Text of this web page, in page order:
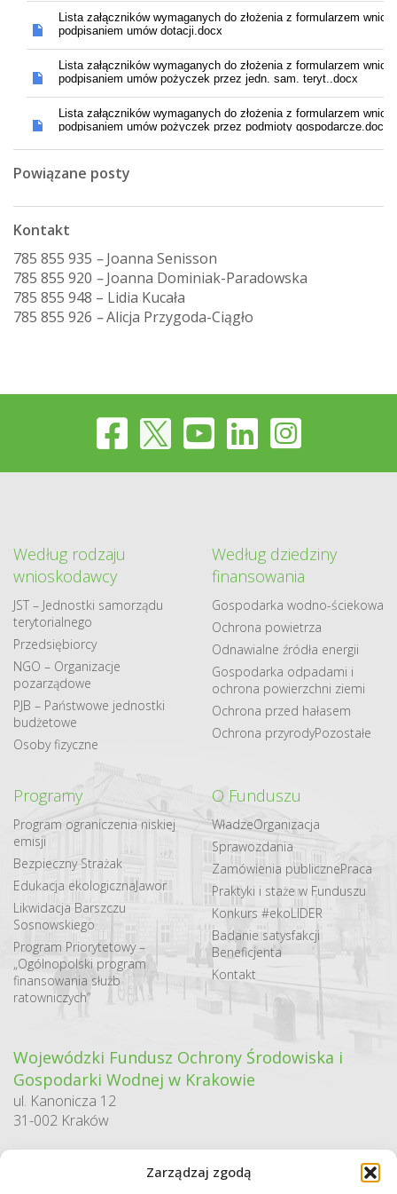
Zarządzaj zgodą
Powiązane posty
Kontakt
785 855 935 –Joanna Senisson
785 855 920 –Joanna Dominiak-Paradowska
785 855 948 – Lidia Kucała
785 855 926 –Alicja Przygoda-Ciągło
Według rodzaju
wnioskodawcy
JST – Jednostki samorządu
terytorialnego
Przedsiębiorcy
NGO – Organizacje
pozarządowe
PJB – Państwowe jednostki
budżetowe
Osoby fizyczne
Według dziedziny
finansowania
Gospodarka​ wodno​-ściekowa
Ochrona powietrza
Odnawialne​ źródła​ energii
Gospodarka odpadami i
ochrona powierzchni ziemi
Ochrona przed hałasem
Ochrona przyrodyPozostałe
Programy
Program ograniczenia niskiej
emisji
Bezpieczny Strażak
Edukacja ekologicznaJawor
Likwidacja Barszczu
Sosnowskiego
Program Priorytetowy –
„Ogólnopolski program
finansowania służb
ratowniczych”
O Funduszu
WładzeOrganizacja
Sprawozdania
Zamówienia publicznePraca
Praktyki i staże w Funduszu
Konkurs #ekoLIDER
Badanie satysfakcji
Beneficjenta
Kontakt
Wojewódzki Fundusz Ochrony Środowiska i
Gospodarki Wodnej w Krakowie
ul. Kanonicza 12
31-002 Kraków